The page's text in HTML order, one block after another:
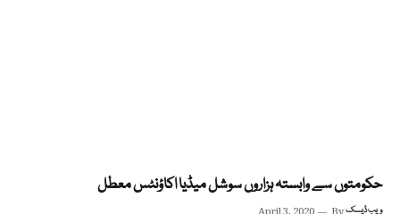
حکومتوں سے وابستہ ہزاروں سوشل میڈیا اکاؤنٹس معطل
ویب ڈیسک